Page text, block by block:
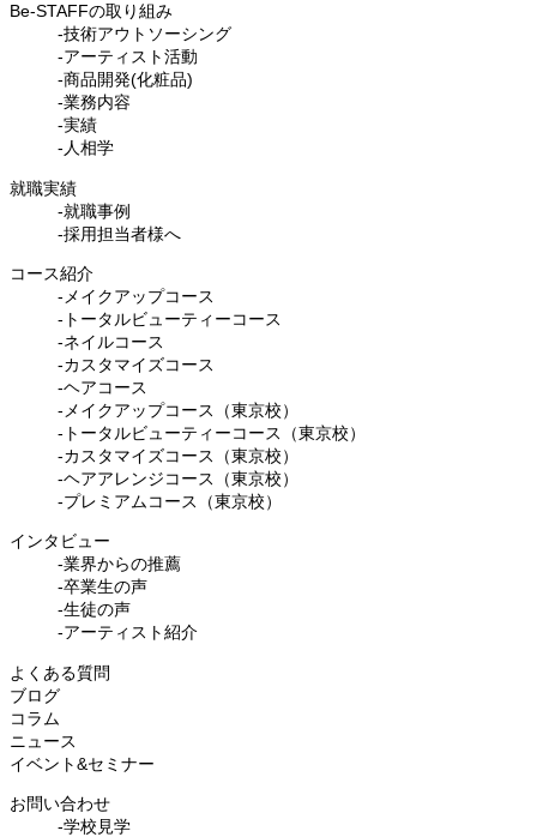
Be-STAFFの取り組み
-技術アウトソーシング
-アーティスト活動
-商品開発(化粧品)
-業務内容
-実績
-人相学
就職実績
-就職事例
-採用担当者様へ
コース紹介
-メイクアップコース
-トータルビューティーコース
-ネイルコース
-カスタマイズコース
-ヘアコース
-メイクアップコース（東京校）
-トータルビューティーコース（東京校）
-カスタマイズコース（東京校）
-ヘアアレンジコース（東京校）
-プレミアムコース（東京校）
インタビュー
-業界からの推薦
-卒業生の声
-生徒の声
-アーティスト紹介
よくある質問
ブログ
コラム
ニュース
イベント&セミナー
お問い合わせ
-学校見学